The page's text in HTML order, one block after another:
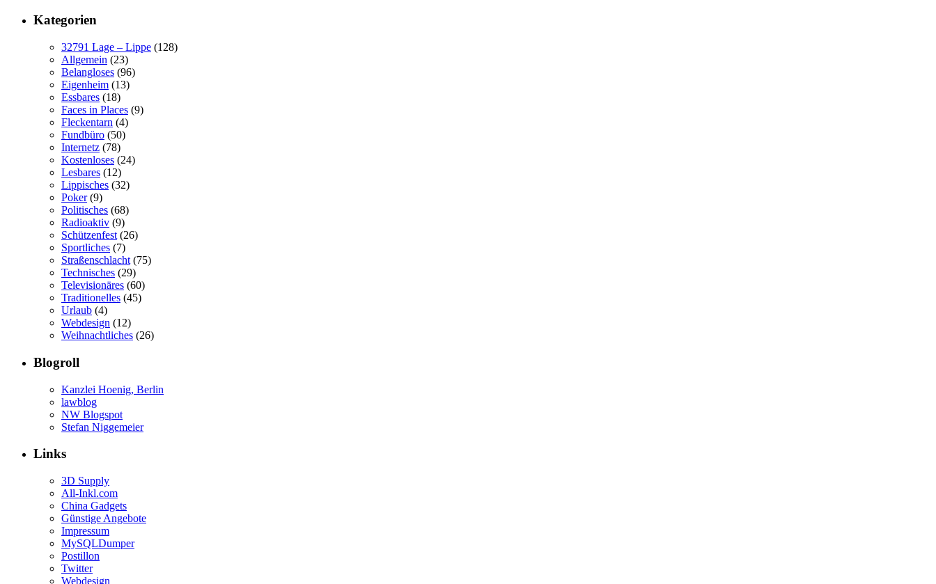
Kategorien
32791 Lage – Lippe (128)
Allgemein (23)
Belangloses (96)
Eigenheim (13)
Essbares (18)
Faces in Places (9)
Fleckentarn (4)
Fundbüro (50)
Internetz (78)
Kostenloses (24)
Lesbares (12)
Lippisches (32)
Poker(9)
Politisches (68)
Radioaktiv (9)
Schützenfest (26)
Sportliches (7)
Straßenschlacht (75)
Technisches (29)
Televisionäres (60)
Traditionelles (45)
Urlaub (4)
Webdesign (12)
Weihnachtliches (26)
Blogroll
Kanzlei Hoenig, Berlin
lawblog
NW Blogspot
Stefan Niggemeier
Links
3D Supply
All-Inkl.com
China Gadgets
Günstige Angebote
Impressum
MySQLDumper
Postillon
Twitter
Webdesign